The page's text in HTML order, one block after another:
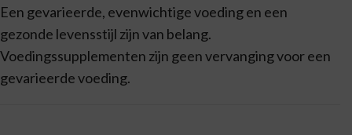
Een gevarieerde, evenwichtige voeding en een
gezonde levensstijl zijn van belang.
Voedingssupplementen zijn geen vervanging voor een
gevarieerde voeding.